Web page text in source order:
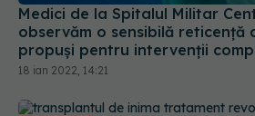
Medici de la Spitalul Militar
observăm o sensibilă reticență
propuși pentru intervenții
reconstrucție artroplastică
18 ian 2022, 14:21